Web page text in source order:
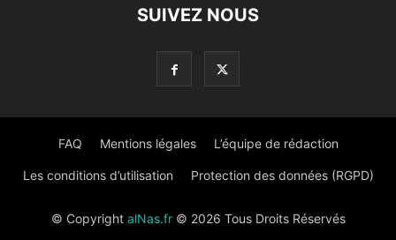
SUIVEZ NOUS
FAQ Mentions légales L’équipe de rédaction
Les conditions d’utilisation Protection des données (RGPD)
© Copyright alNas.fr© 2026 Tous Droits Réservés